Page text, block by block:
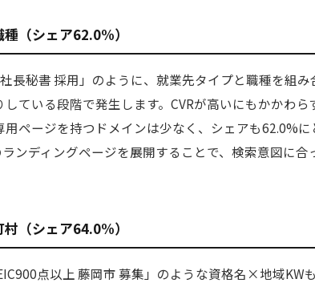
（シェア62.0%）
長秘書 採用」のように、就業先タイプと職種を組み
ている段階で発生します。CVRが高いにもかかわら
ページを持つドメインは少なく、シェアも62.0%に
ンディングページを展開することで、検索意図に合
（シェア64.0%）
点以上 藤岡市 募集」のような資格名×地域KWも